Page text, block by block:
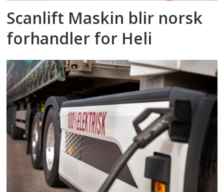
Scanlift Maskin blir norsk
forhandler for Heli